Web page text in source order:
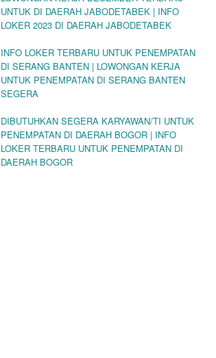
UNTUK DI DAERAH JABODETABEK | INFO
LOKER 2023 DI DAERAH JABODETABEK
INFO LOKER TERBARU UNTUK PENEMPATAN
DI SERANG BANTEN | LOWONGAN KERJA
UNTUK PENEMPATAN DI SERANG BANTEN
SEGERA
DIBUTUHKAN SEGERA KARYAWAN/TI UNTUK
PENEMPATAN DI DAERAH BOGOR | INFO
LOKER TERBARU UNTUK PENEMPATAN DI
DAERAH BOGOR